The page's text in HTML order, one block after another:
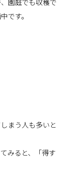
園庭でも収穫で
です。
まう人も多いと
みると、「得す